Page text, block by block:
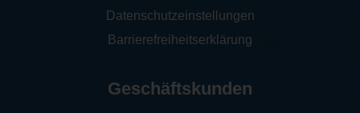
Datenschutzeinstellungen
Barrierefreiheitserklärung
Geschäftskunden